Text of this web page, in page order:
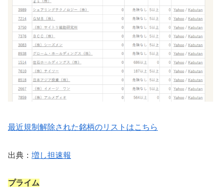
最近規制解除された銘柄のリストはこちら
出典： 増し担速報
プライム